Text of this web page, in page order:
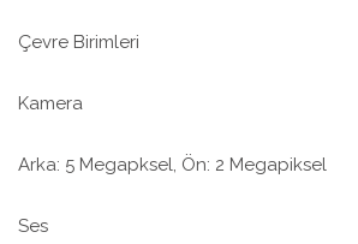
Çevre Birimleri
Kamera
Arka: 5 Megapksel, Ön: 2 Megapiksel
Ses